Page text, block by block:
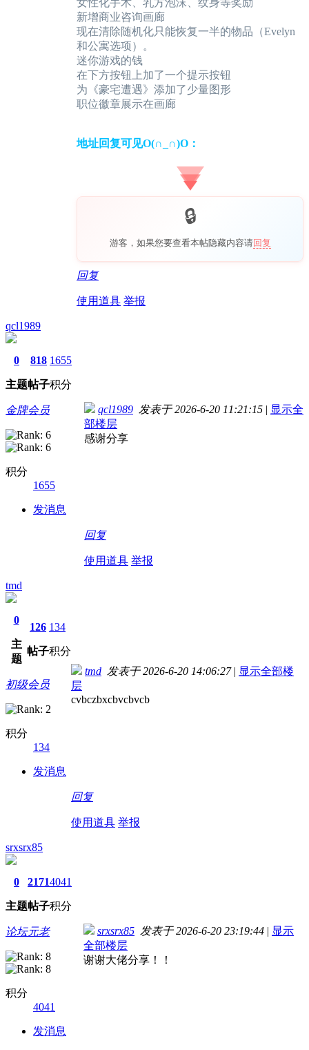
女性化手术、乳方泡沫、纹身等奖励
新增商业咨询画廊
现在清除随机化只能恢复一半的物品（Evelyn
和公寓选项）。
迷你游戏的钱
在下方按钮上加了一个提示按钮
为《豪宅遭遇》添加了少量图形
职位徽章展示在画廊
地址回复可见O(∩_∩)O：
游客，如果您要查看本帖隐藏内容请回复
回复
使用道具 举报
qcl1989
0
主题
818
帖子
1655
积分
金牌会员
积分
1655
发消息
qcl1989 发表于 2026-6-20 11:21:15 | 显示全
部楼层
感谢分享
回复
使用道具 举报
tmd
0
主
题
126
帖子
134
积分
初级会员
积分
134
发消息
tmd 发表于 2026-6-20 14:06:27 | 显示全部楼
层
cvbczbxcbvcbvcb
回复
使用道具 举报
srxsrx85
0
主题
2171
帖子
4041
积分
论坛元老
积分
4041
发消息
srxsrx85 发表于 2026-6-20 23:19:44 | 显示
全部楼层
谢谢大佬分享！！